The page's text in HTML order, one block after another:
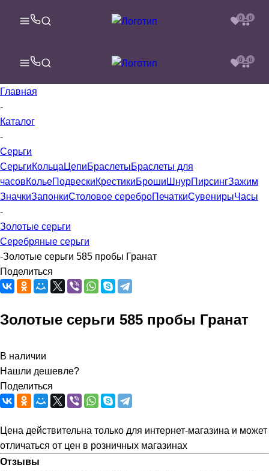
0 0
0 0
Главная
-
Каталог
-
Серьги
СерьгиКольца ЦепиБраслетыБраслеты для
часовКольеПодвескиКрестикиБроши ШнурПирсингЗажим
ЗначкиЗапонкиСтоловое сереброПечаткиСувенирыЧасы
-
Золотые серьги
Серебряные серьги
-Золотые серьги 585 пробы Гранат
Поделиться
Золотые серьги 585 пробы Гранат
В наличии
Нашли дешевле?
Поделиться
Цена действительна только для интернет-магазина и может
отличаться от цен в розничных магазинах
Отзывы